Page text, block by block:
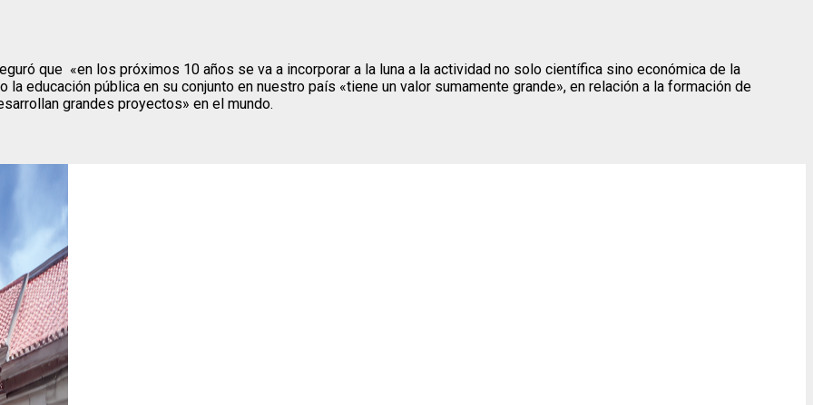
que «en los próximos 10 años se va a incorporar a la luna a la actividad no solo científica sino económica de la
educación pública en su conjunto en nuestro país «tiene un valor sumamente grande», en relación a la formación de
grandes proyectos» en el mundo.